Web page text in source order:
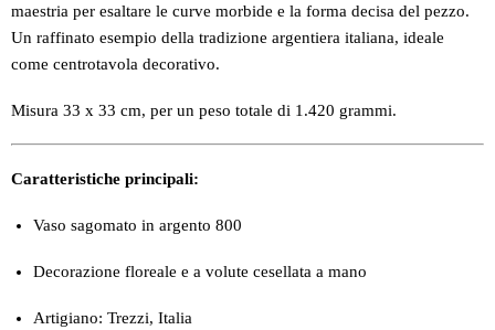
maestria per esaltare le curve morbide e la forma decisa del pezzo.
Un raffinato esempio della tradizione argentiera italiana, ideale
come centrotavola decorativo.
Misura 33 x 33 cm, per un peso totale di 1.420 grammi.
Caratteristiche principali:
Vaso sagomato in argento 800
Decorazione floreale e a volute cesellata a mano
Artigiano: Trezzi, Italia